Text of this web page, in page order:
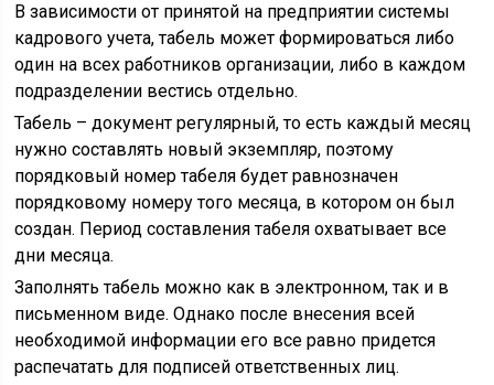
В зависимости от принятой на предприятии системы
кадрового учета, табель может формироваться либо
один на всех работников организации, либо в каждом
подразделении вестись отдельно.
Табель – документ регулярный, то есть каждый месяц
нужно составлять новый экземпляр, поэтому
порядковый номер табеля будет равнозначен
порядковому номеру того месяца, в котором он был
создан. Период составления табеля охватывает все
дни месяца.
Заполнять табель можно как в электронном, так и в
письменном виде. Однако после внесения всей
необходимой информации его все равно придется
распечатать для подписей ответственных лиц.